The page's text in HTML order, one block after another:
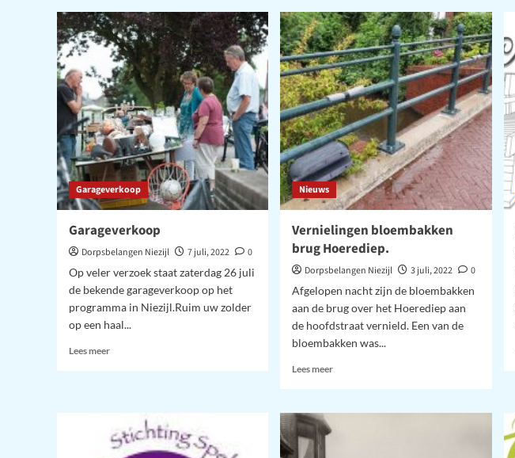
Tocht
om
de
Noord
Dorpsproat
–
September
2022
Garageverkoop
Garageverkoop
Dorpsbelangen Niezijl 7 juli, 2022
0
Op veler verzoek staat zaterdag 26 juli
de bekende garageverkoop op het
programma in Niezijl.Ruim uw zolder
op een haal...
Lees meerLees
Nieuws
Vernielingen bloembakken
brug Hoerediep.
Dorpsbelangen Niezijl 3 juli, 2022
0
Afgelopen nacht zijn de bloembakken
aan de brug over het Hoerediep aan
de hoofdstraat vernield. Een van de
bloembakken was...
Lees meerLees
Vernielingen